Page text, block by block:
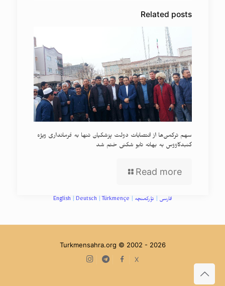
Related posts
سهم ترکمن‌ها از انتصابات دولت پزشکیان تنها به فرمانداری ویژه
گنبدکاووس به بهانه تابو شکنی ختم شد
Read more
Turkmensahra.org © 2002 - 2026
X
facebook
Telegram
Instagram
فارسی | تؤرکمنچه |
English | Deutsch | Türkmençe